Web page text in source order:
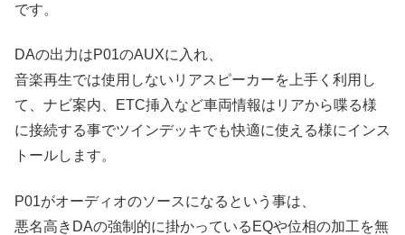
です。
DAの出力はP01のAUXに入れ、
音楽再生では使用しないリアスピーカーを上手く利用し
て、ナビ案内、ETC挿入など車両情報はリアから喋る様
に接続する事でツインデッキでも快適に使える様にインス
トールします。
P01がオーディオのソースになるという事は、
悪名高きDAの強制的に掛かっているEQや位相の加工を無